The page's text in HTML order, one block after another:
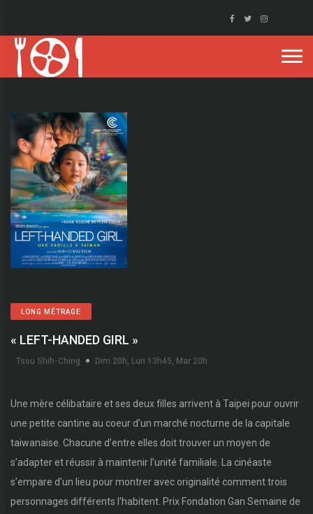
LONG MÉTRAGE
« LEFT-HANDED GIRL »
Tsou Shih-Ching Dim 20h, Lun 13h45, Mar 20h
Une mère célibataire et ses deux filles arrivent à Taipei pour ouvrir
une petite cantine au coeur d’un marché nocturne de la capitale
taiwanaise. Chacune d’entre elles doit trouver un moyen de
s’adapter et réussir à maintenir l’unité familiale. La cinéaste
s’empare d’un lieu pour montrer avec originalité comment trois
personnages différents l’habitent. Prix Fondation Gan Semaine de